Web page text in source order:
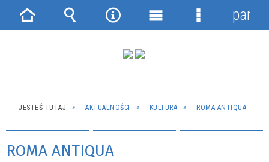
JESTEŚ TUTAJ AKTUALNOŚCI KULTURA ROMA ANTIQUA
ROMA ANTIQUA
Strona Wyszukiwarka
NarzędziaMenu
Menu
panel